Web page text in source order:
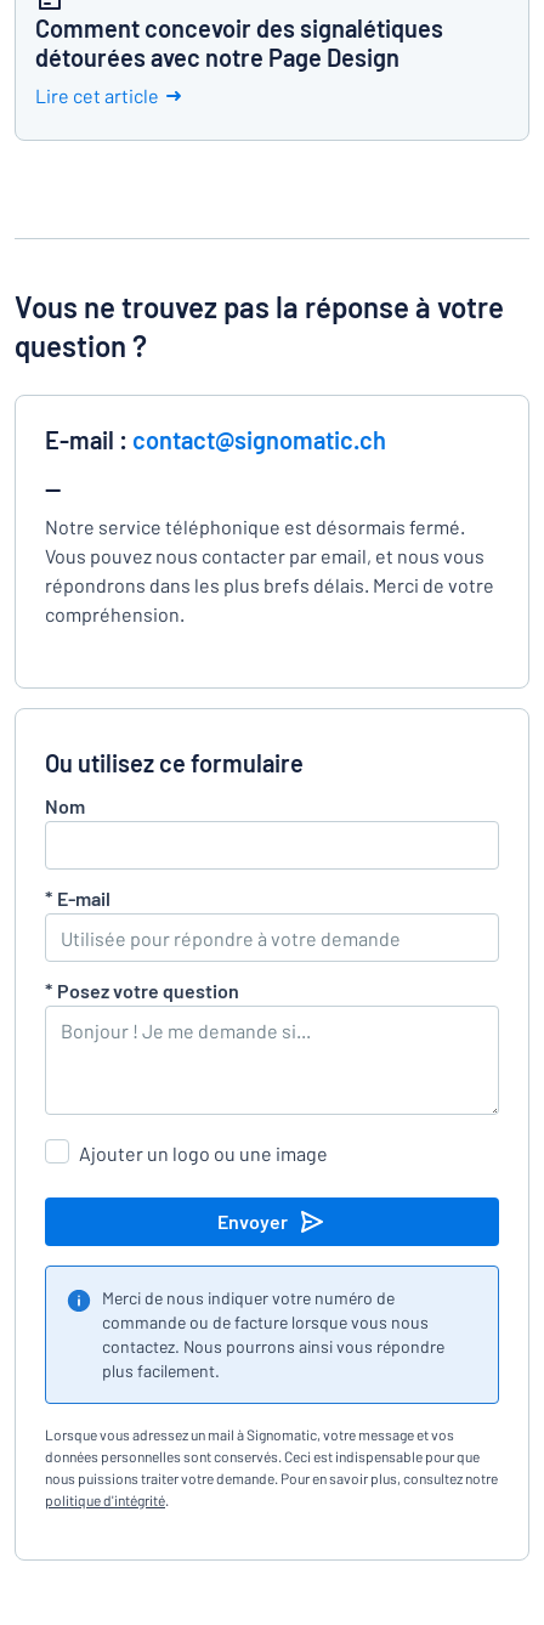
Comment concevoir des signalétiques
détourées avec notre Page Design
Lire cet article
Vous ne trouvez pas la réponse à votre
question ?
E-mail : contact@signomatic.ch
—
Notre service téléphonique est désormais fermé.
Vous pouvez nous contacter par email, et nous vous
répondrons dans les plus brefs délais. Merci de votre
compréhension.
Ou utilisez ce formulaire
Nom
* E-mail
* Posez votre question
Ajouter un logo ou une image
Envoyer
Merci de nous indiquer votre numéro de
commande ou de facture lorsque vous nous
contactez. Nous pourrons ainsi vous répondre
plus facilement.
Lorsque vous adressez un mail à Signomatic, votre message et vos
données personnelles sont conservés. Ceci est indispensable pour que
nous puissions traiter votre demande. Pour en savoir plus, consultez notre
politique d'intégrité.